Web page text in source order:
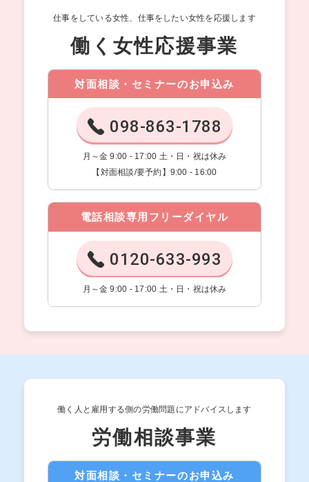
仕事をしている女性、仕事をしたい女性を応援します
働く女性応援事業
対面相談・セミナーのお申込み
098-863-1788
月～金 9:00 - 17:00 土・日・祝は休み
【対面相談/要予約】9:00 - 16:00
電話相談専用フリーダイヤル
0120-633-993
月～金 9:00 - 17:00 土・日・祝は休み
働く人と雇用する側の労働問題にアドバイスします
労働相談事業
対面相談・セミナーのお申込み